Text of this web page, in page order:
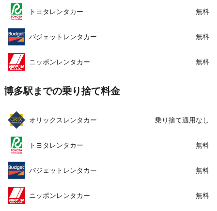
トヨタレンタカー 無料
バジェットレンタカー 無料
ニッポンレンタカー 無料
博多駅までの乗り捨て料金
オリックスレンタカー 乗り捨て適用なし
トヨタレンタカー 無料
バジェットレンタカー 無料
ニッポンレンタカー 無料